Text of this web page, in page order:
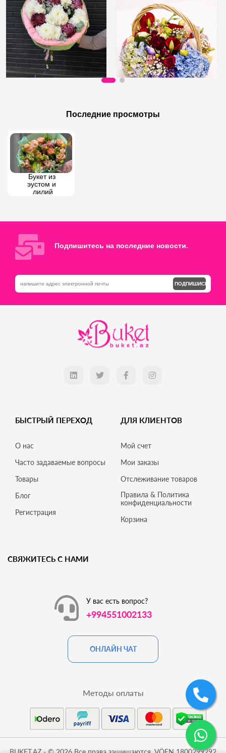
Букет хризантем Бесконечные Цвета
Последние просмотры
Букет из
эустом и
лилий
Подпишитесь на последние новости.
ПОДПИШИСЬ
БЫСТРЫЙ ПЕРЕХОД
О нас
Часто задаваемые вопросы
Товары
Блог
Регистрация
ДЛЯ КЛИЕНТОВ
Мой счет
Мои заказы
Отслеживание товаров
Правила & Политика
конфиденциальности
Корзина
СВЯЖИТЕСЬ С НАМИ
У вас есть вопрос?
+994551002133
ОНЛАЙН ЧАТ
Методы оплаты